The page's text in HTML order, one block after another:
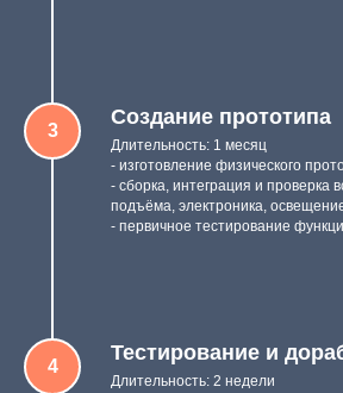
Создание прототипа
Длительность: 1 месяц
- изготовление физического
- сборка, интеграция и проверка
подъёма, электроника,
- первичное тестирование
Тестирование и
Длительность: 2 недели